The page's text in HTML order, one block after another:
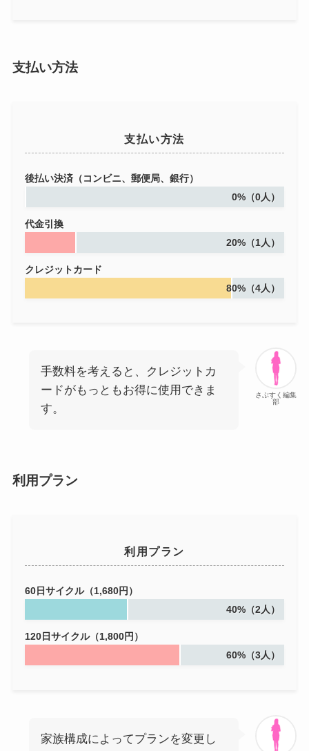
支払い方法
支払い方法
後払い決済（コンビニ、郵便局、銀行）
0%（0人）
代金引換
20%（1人）
クレジットカード
80%（4人）
さぶすく編集
部
手数料を考えると、クレジットカ
ードがもっともお得に使用できま
す。
利用プラン
利用プラン
60日サイクル（1,680円）
40%（2人）
120日サイクル（1,800円）
60%（3人）
家族構成によってプランを変更し